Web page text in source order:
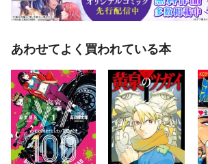
あわせてよく買われている本